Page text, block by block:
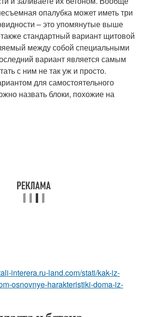
опалубка может иметь три
– это упомянутые выше
стандартный вариант щитовой
между собой специальными
вариант является самым
с ним не так уж и просто.
для самостоятельного
назвать блоки, похожие на
interera.ru-land.com/stati/kak-iz-
osnovnye-harakteristiki-doma-iz-